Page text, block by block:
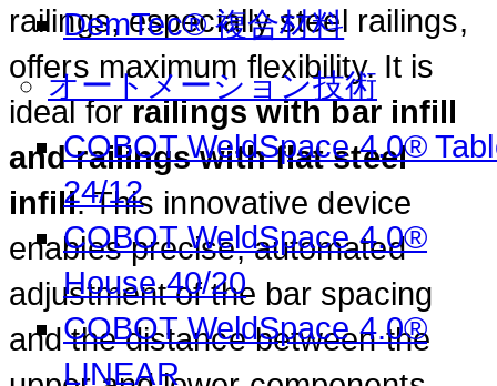
DemTec® 複合材料
オートメーション技術
COBOT WeldSpace 4.0®
24/12
COBOT WeldSpace 4.0®
House 40/20
COBOT WeldSpace 4.0®
LINEAR
railings, especially steel railings,
offers maximum flexibility. It is
ideal forrailings with bar infill
and railings with flat steel
infill. This innovative device
enables precise, automated
adjustment of the bar spacing
and the distance between the